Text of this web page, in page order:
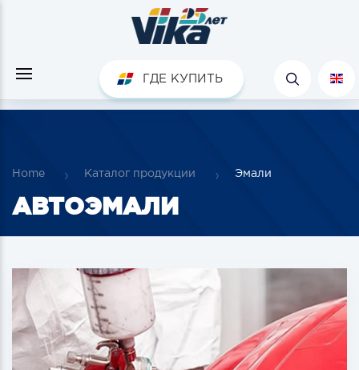
ГДЕ КУПИТЬ
Home Каталог продукции Эмали
АВТОЭМАЛИ